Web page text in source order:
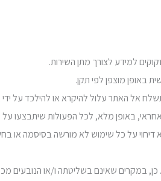
אחראי, באופן מלא, לכל הפעולות
על כל שימוש לא מורשה בסיסמה או
במקרים שאינם בשליטתה ו/או הנובעים